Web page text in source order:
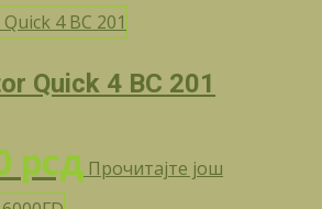
Quick 4 BC 201
рсд Прочитајте још